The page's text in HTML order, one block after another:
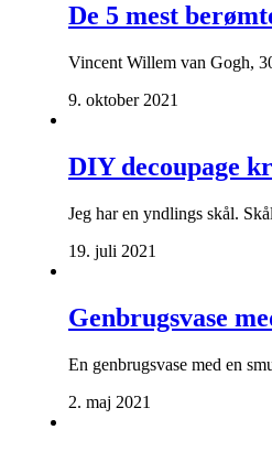
De 5 mest
Vincent Willem van Gogh,
9. oktober 2021
DIY decoupage
Jeg har en yndlings skål.
19. juli 2021
Genbrugsvase
En genbrugsvase med en
2. maj 2021